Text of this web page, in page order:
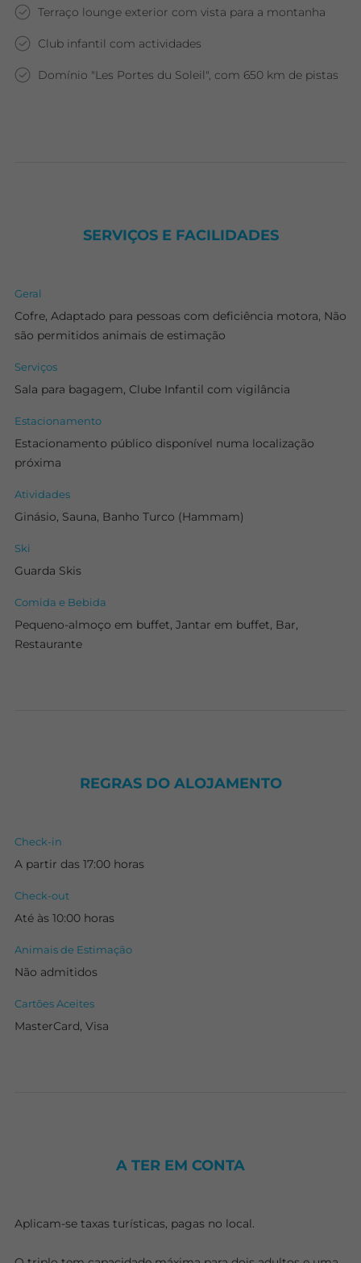
Terraço lounge exterior com vista para a montanha
Club infantil com actividades
Domínio "Les Portes du Soleil", com 650 km de pistas
SERVIÇOS E FACILIDADES
Geral
Cofre, Adaptado para pessoas com deficiência motora, Não
são permitidos animais de estimação
Serviços
Sala para bagagem, Clube Infantil com vigilância
Estacionamento
Estacionamento público disponível numa localização
próxima
Atividades
Ginásio, Sauna, Banho Turco (Hammam)
Ski
Guarda Skis
Comida e Bebida
Pequeno-almoço em buffet, Jantar em buffet, Bar,
Restaurante
REGRAS DO ALOJAMENTO
Check-in
A partir das 17:00 horas
Check-out
Até às 10:00 horas
Animais de Estimação
Não admitidos
Cartões Aceites
MasterCard, Visa
A TER EM CONTA
Aplicam-se taxas turísticas, pagas no local.